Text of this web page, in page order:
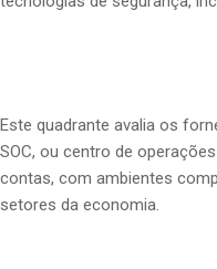
Este quadrante avalia os
SOC, ou centro de
contas, com ambientes
setores da economia.